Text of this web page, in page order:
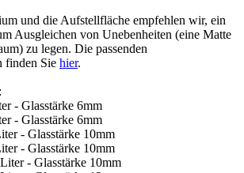
und die Aufstellfläche empfehlen wir, ein
Ausgleichen von Unebenheiten (eine Matte
zu legen. Die passenden
finden Sie hier.
- Glasstärke 6mm
- Glasstärke 6mm
- Glasstärke 10mm
- Glasstärke 10mm
- Glasstärke 10mm